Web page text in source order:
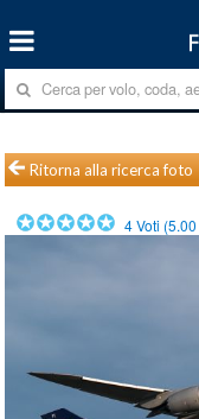
Ritorna alla ricerca foto
4Voti (5.00